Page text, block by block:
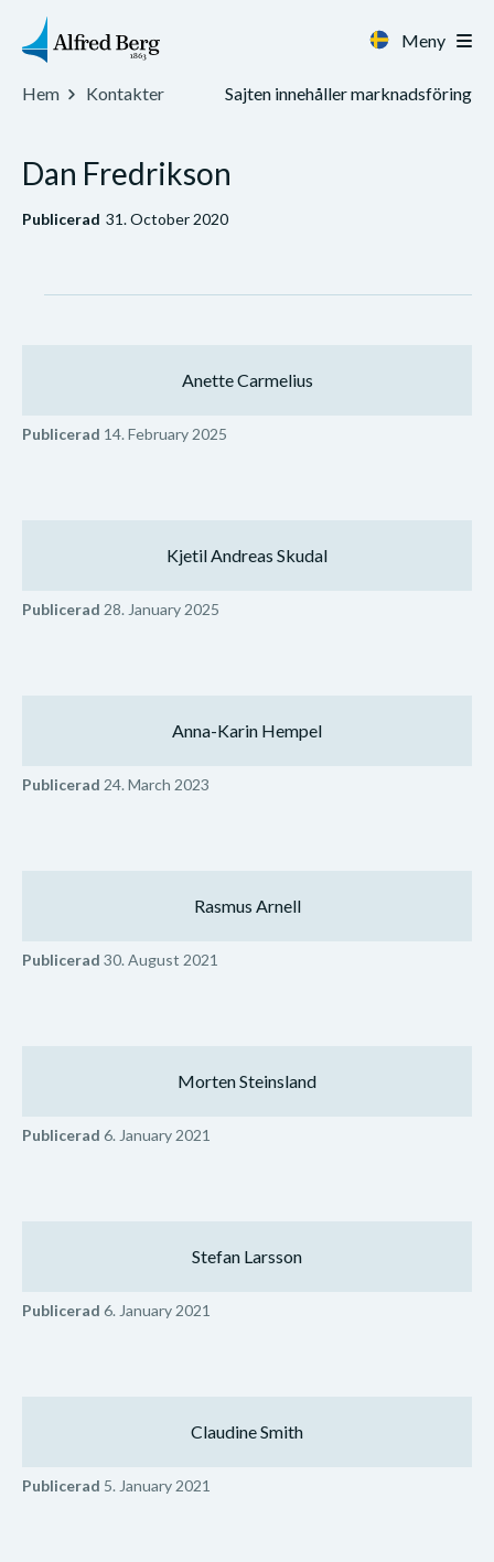
Meny
Sajten innehåller marknadsföring
Hem Kontakter
Dan Fredrikson
Publicerad 31. October 2020
Anette Carmelius
Publicerad 14. February 2025
Kjetil Andreas Skudal
Publicerad 28. January 2025
Anna-Karin Hempel
Publicerad 24. March 2023
Rasmus Arnell
Publicerad 30. August 2021
Morten Steinsland
Publicerad 6. January 2021
Stefan Larsson
Publicerad 6. January 2021
Claudine Smith
Publicerad 5. January 2021